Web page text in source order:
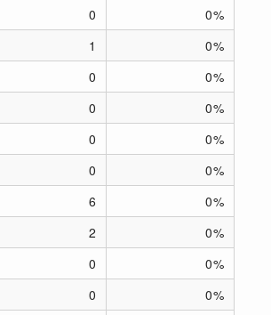
0
0%
1
0%
0
0%
0
0%
0
0%
0
0%
6
0%
2
0%
0
0%
0
0%